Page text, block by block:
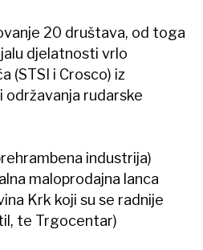
20 društava, od toga
djelatnosti vrlo
(STSI i Crosco) iz
rudarske
industrija)
maloprodajna lanca
Krk koji su se radnije
te Trgocentar)